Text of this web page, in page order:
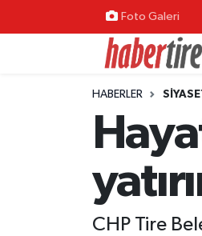
Foto Galeri
HABERLER
CHP Tire
Tire Nöbetçi Eczaneler
Tire Hava Durumu
Tire Trafik Yoğunluk
Süper Lig Puan Durumu
Tüm Manşetler